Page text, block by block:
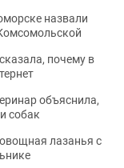
назвали
почему в
объяснила,
собак
лазанья с